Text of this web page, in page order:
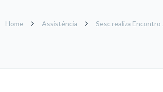
Home Assistência Sesc realiza Encontro